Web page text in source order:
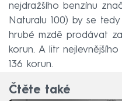
nejdražšího benzínu
Naturalu 100) by se
hrubé mzdě prodávat
korun. A litr
136 korun.
Čtěte také